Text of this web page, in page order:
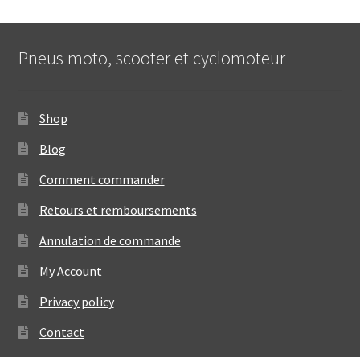
Pneus moto, scooter et cyclomoteur
Shop
Blog
Comment commander
Retours et remboursements
Annulation de commande
My Account
Privacy policy
Contact